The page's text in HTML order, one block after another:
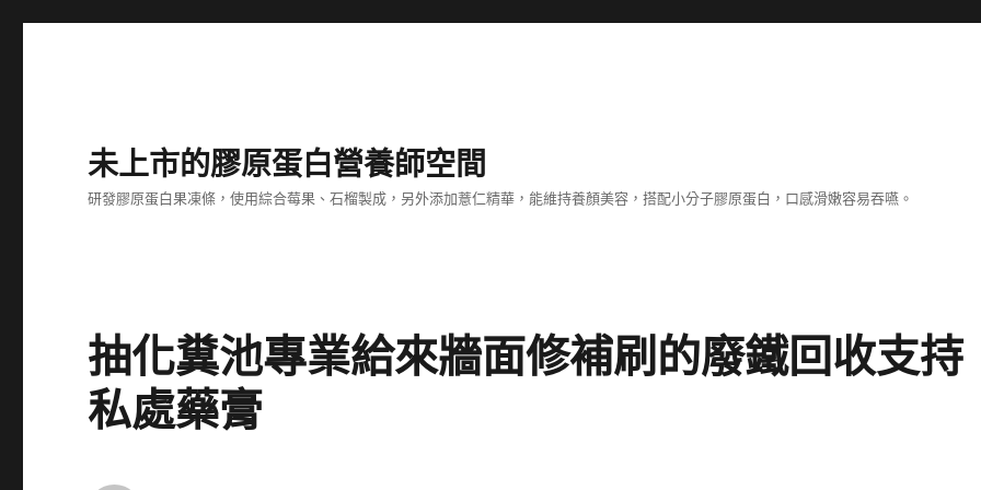
未上市的膠原蛋白營養師空間
研發膠原蛋白果凍條，使用綜合莓果、石榴製成，另外添加薏仁精華，能維持養顏美容，搭配小分子膠原蛋白，口感滑嫩容易吞嚥。
抽化糞池專業給來牆面修補刷的廢鐵回收支持
私處藥膏